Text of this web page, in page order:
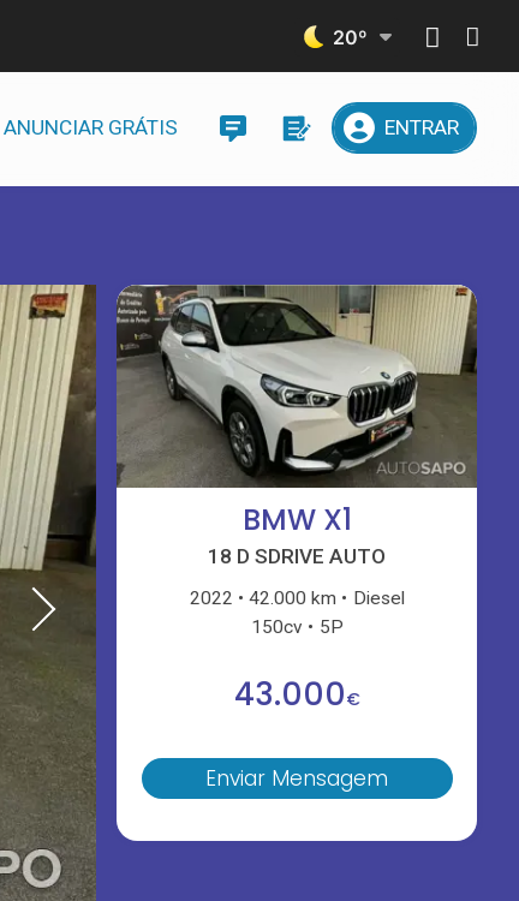
20º
ANUNCIAR GRÁTIS ENTRAR
BMW X1
18 D SDRIVE AUTO
2022 42.000 km
Diesel
150cv
5P
43.000€
Enviar Mensagem